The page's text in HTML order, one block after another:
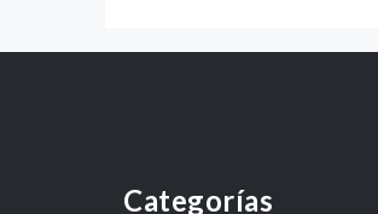
Categorías